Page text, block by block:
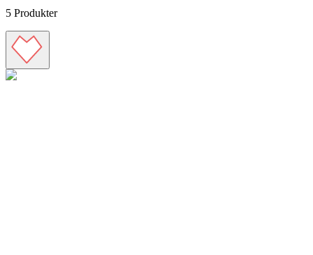
5 Produkter